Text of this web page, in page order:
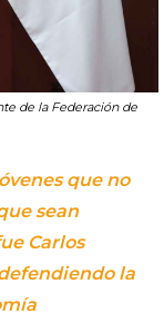
de la Federación de
que no
sean
Carlos
la